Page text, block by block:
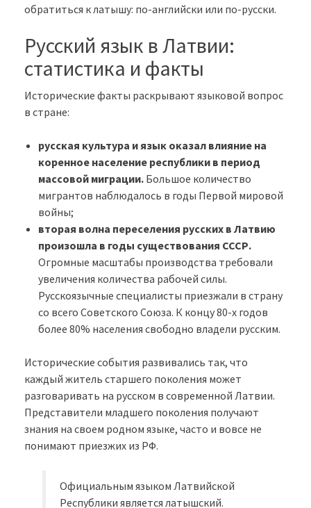
обратиться к латышу: по-английски или по-русски.
Русский язык в Латвии:
статистика и факты
Исторические факты раскрывают языковой вопрос
в стране:
русская культура и язык оказал влияние на
коренное население республики в период
массовой миграции. Большое количество
мигрантов наблюдалось в годы Первой мировой
войны;
вторая волна переселения русских в Латвию
произошла в годы существования СССР.
Огромные масштабы производства требовали
увеличения количества рабочей силы.
Русскоязычные специалисты приезжали в страну
со всего Советского Союза. К концу 80-х годов
более 80% населения свободно владели русским.
Исторические события развивались так, что
каждый житель старшего поколения может
разговаривать на русском в современной Латвии.
Представители младшего поколения получают
знания на своем родном языке, часто и вовсе не
понимают приезжих из РФ.
Официальным языком Латвийской
Республики является латышский.